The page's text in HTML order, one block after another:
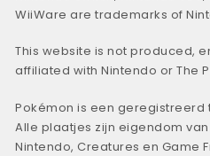
WiiWare are trademarks of
This website is not produced,
affiliated with Nintendo or The
Pokémon is een geregistreerd
Alle plaatjes zijn eigendom
Nintendo, Creatures en Game